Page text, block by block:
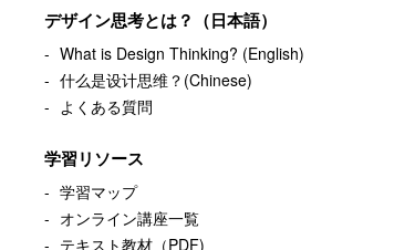
デザイン思考とは？（日本語）
What is Design Thinking? (English)
什么是设计思维？(Chinese)
よくある質問
学習リソース
学習マップ
オンライン講座一覧
テキスト教材（PDF)